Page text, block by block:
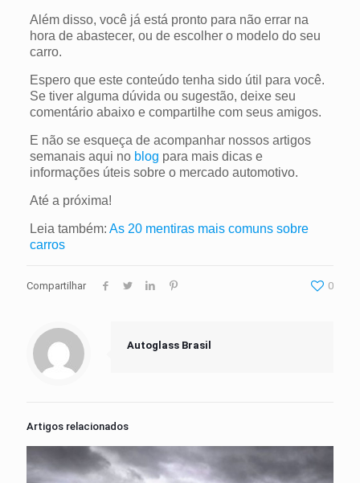
Além disso, você já está pronto para não errar na
hora de abastecer, ou de escolher o modelo do seu
carro.
Espero que este conteúdo tenha sido útil para você.
Se tiver alguma dúvida ou sugestão, deixe seu
comentário abaixo e compartilhe com seus amigos.
E não se esqueça de acompanhar nossos artigos
semanais aqui no blog para mais dicas e
informações úteis sobre o mercado automotivo.
Até a próxima!
Leia também: As 20 mentiras mais comuns sobre
carros
Compartilhar 0
Autoglass Brasil
Artigos relacionados